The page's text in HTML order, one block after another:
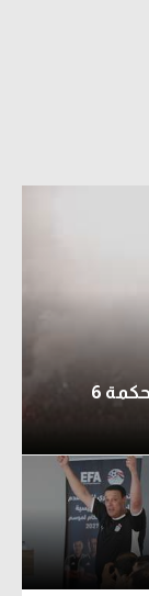
الشروق: استدعاء محمد صلاح أمام المحكمة 6